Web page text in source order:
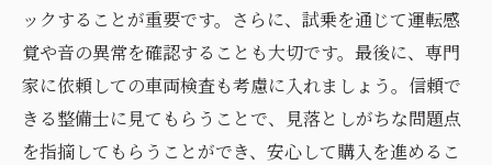
ックすることが重要です。さらに、試乗を通じて運転感
覚や音の異常を確認することも大切です。最後に、専門
家に依頼しての車両検査も考慮に入れましょう。信頼で
きる整備士に見てもらうことで、見落としがちな問題点
を指摘してもらうことができ、安心して購入を進めるこ